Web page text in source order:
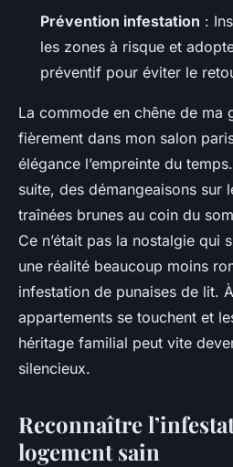
Prévention infestation :
les zones à risque et
préventif pour éviter le
La commode en chêne de ma
fièrement dans mon salon
élégance l’empreinte du
suite, des démangeaisons sur
traînées brunes au coin du
Ce n’était pas la nostalgie qui
une réalité beaucoup moins
infestation de punaises de lit.
appartements se touchent et
héritage familial peut vite
silencieux.
Reconnaître
logement sain